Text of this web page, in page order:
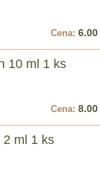
Cena: 6.00
10 ml 1 ks
Cena: 8.00
ml 1 ks